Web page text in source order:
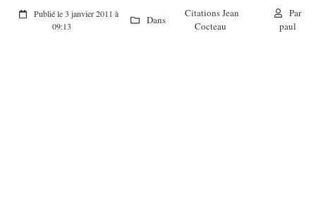
Publié le 3 janvier 2011 à
09:13
Dans
Citations Jean
Cocteau
Par
paul